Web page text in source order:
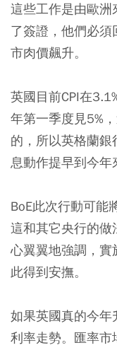
這些工作是由歐
了簽證，他們必
市肉價飆升。
英國目前CPI在
年第一季度見5%
的，所以英格蘭
息動作提早到今年
BoE此次行動可能
這和其它央行的
心翼翼地強調，實
此得到安撫。
如果英國真的今年
利率走勢。匯率市